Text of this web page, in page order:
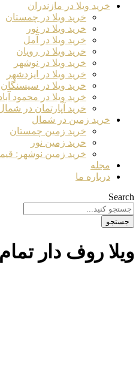
خرید ویلا در مازندران
خرید ویلا در چمستان
خرید ویلا در نور
خرید ویلا در آمل
خرید ویلا در رویان
خرید ویلا در نوشهر
خرید ویلا در ایزدشهر
خرید ویلا در سیسنگان
خرید ویلا در محمود
خرید آپارتمان در
خرید زمین در شمال
خرید زمین چمستان
خرید زمین نور
خرید زمین نوشهر: قیمت
مجله
درباره ما
Search
جستجو
ویلا روف دار تمام